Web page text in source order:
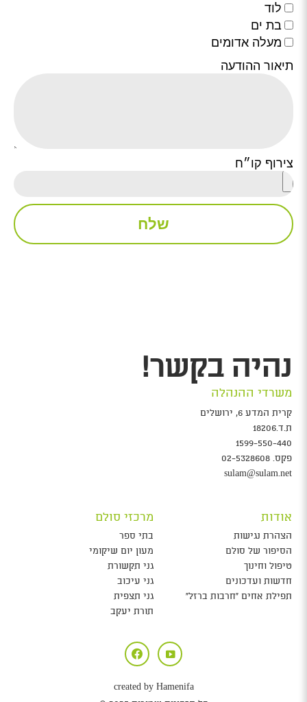
לוד
בת ים
מעלה אדומים
תיאור ההודעה
צירוף קו״ח
שלח
נהיה בקשר!
משרדי ההנהלה
קרית המדע 6, ירושלים
ת.ד.18206
1599-550-440
פקס.02-5328608
sulam@sulam.net
מרכזי סולם
בתי ספר
מעון יום שיקומי
גני תקשורת
גני עיכוב
גני תצפית
תורת יעקב
אודות
הצהרת נגישות
הסיפור של סולם
טיפול וחינוך
חדשות ועדכונים
תפילת אחים ״חרבות ברזל״
created by Hamenifa